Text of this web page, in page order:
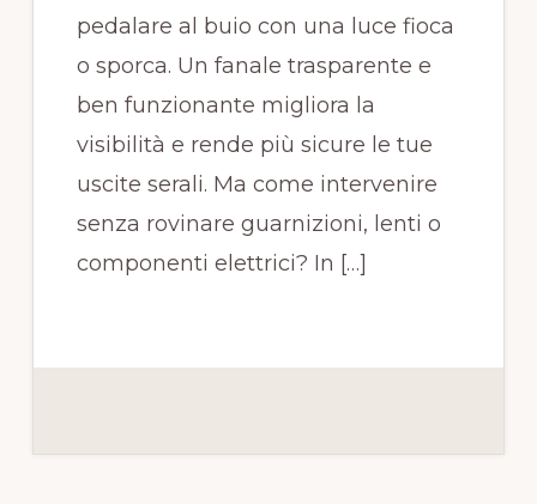
pedalare al buio con una luce fioca
o sporca. Un fanale trasparente e
ben funzionante migliora la
visibilità e rende più sicure le tue
uscite serali. Ma come intervenire
senza rovinare guarnizioni, lenti o
componenti elettrici? In […]